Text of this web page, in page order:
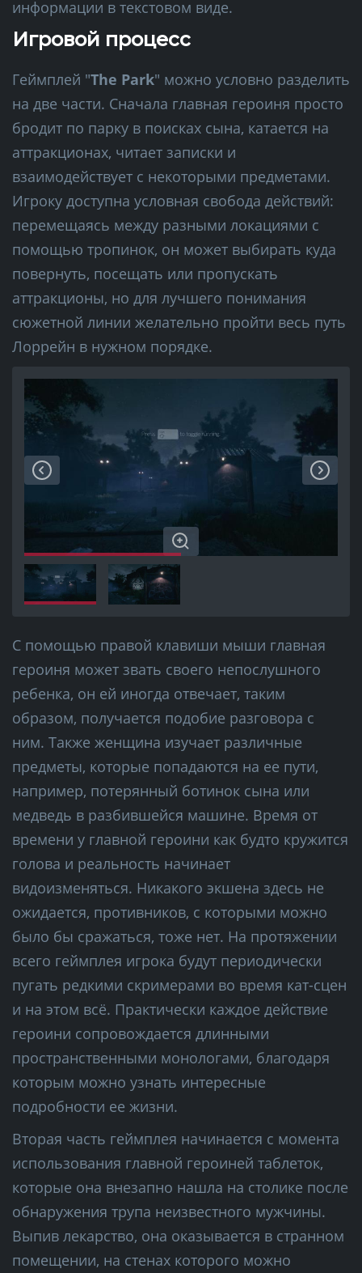
информации в текстовом виде.
Игровой процесс
Геймплей "The Park" можно условно разделить
на две части. Сначала главная героиня просто
бродит по парку в поисках сына, катается на
аттракционах, читает записки и
взаимодействует с некоторыми предметами.
Игроку доступна условная свобода действий:
перемещаясь между разными локациями с
помощью тропинок, он может выбирать куда
повернуть, посещать или пропускать
аттракционы, но для лучшего понимания
сюжетной линии желательно пройти весь путь
Лоррейн в нужном порядке.
С помощью правой клавиши мыши главная
героиня может звать своего непослушного
ребенка, он ей иногда отвечает, таким
образом, получается подобие разговора с
ним. Также женщина изучает различные
предметы, которые попадаются на ее пути,
например, потерянный ботинок сына или
медведь в разбившейся машине. Время от
времени у главной героини как будто кружится
голова и реальность начинает
видоизменяться. Никакого экшена здесь не
ожидается, противников, с которыми можно
было бы сражаться, тоже нет. На протяжении
всего геймплея игрока будут периодически
пугать редкими скримерами во время кат-сцен
и на этом всё. Практически каждое действие
героини сопровождается длинными
пространственными монологами, благодаря
которым можно узнать интересные
подробности ее жизни.
Вторая часть геймплея начинается с момента
использования главной героиней таблеток,
которые она внезапно нашла на столике после
обнаружения трупа неизвестного мужчины.
Выпив лекарство, она оказывается в странном
помещении, на стенах которого можно